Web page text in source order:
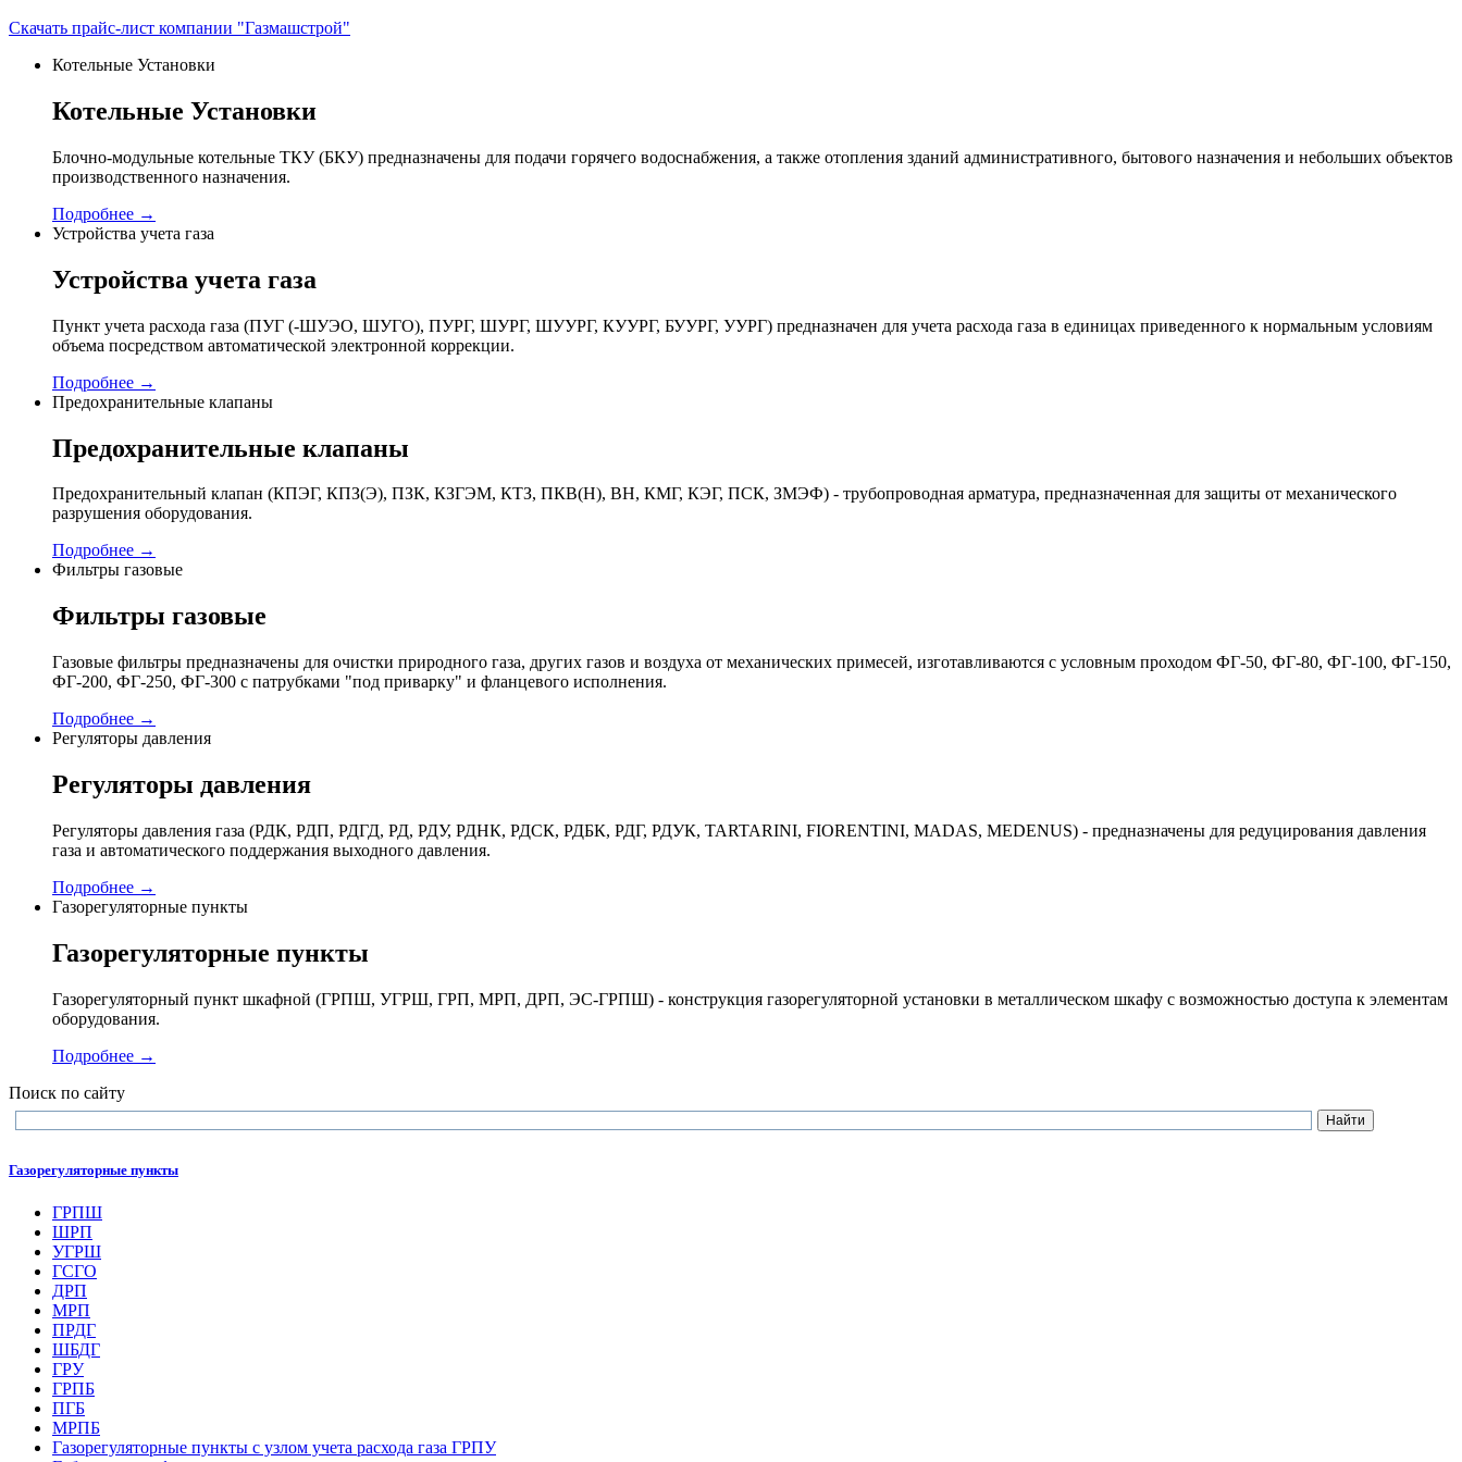
Скачать прайс-лист компании "Газмашстрой"
Котельные Установки
Котельные Установки
Блочно-модульные котельные ТКУ (БКУ) предназначены для подачи горячего водоснабжения, а также отопления зданий административного, бытового назначения и небольших объектов
производственного назначения.
Подробнее →
Устройства учета газа
Устройства учета газа
Пункт учета расхода газа (ПУГ (-ШУЭО, ШУГО), ПУРГ, ШУРГ, ШУУРГ, КУУРГ, БУУРГ, УУРГ) предназначен для учета расхода газа в единицах приведенного к нормальным условиям
объема посредством автоматической электронной коррекции.
Подробнее →
Предохранительные клапаны
Предохранительные клапаны
Предохранительный клапан (КПЭГ, КПЗ(Э), ПЗК, КЗГЭМ, КТЗ, ПКВ(Н), ВН, КМГ, КЭГ, ПСК, ЗМЭФ) - трубопроводная арматура, предназначенная для защиты от механического
разрушения оборудования.
Подробнее →
Фильтры газовые
Фильтры газовые
Газовые фильтры предназначены для очистки природного газа, других газов и воздуха от механических примесей, изготавливаются с условным проходом ФГ-50, ФГ-80, ФГ-100, ФГ-150,
ФГ-200, ФГ-250, ФГ-300 с патрубками "под приварку" и фланцевого исполнения.
Подробнее →
Регуляторы давления
Регуляторы давления
Регуляторы давления газа (РДК, РДП, РДГД, РД, РДУ, РДНК, РДСК, РДБК, РДГ, РДУК, TARTARINI, FIORENTINI, MADAS, MEDENUS) - предназначены для редуцирования давления
газа и автоматического поддержания выходного давления.
Подробнее →
Газорегуляторные пункты
Газорегуляторные пункты
Газорегуляторный пункт шкафной (ГРПШ, УГРШ, ГРП, МРП, ДРП, ЭС-ГРПШ) - конструкция газорегуляторной установки в металлическом шкафу с возможностью доступа к элементам
оборудования.
Подробнее →
Поиск по сайту
Газорегуляторные пункты
ГРПШ
ШРП
УГРШ
ГСГО
ДРП
МРП
ПРДГ
ШБДГ
ГРУ
ГРПБ
ПГБ
МРПБ
Газорегуляторные пункты с узлом учета расхода газа ГРПУ